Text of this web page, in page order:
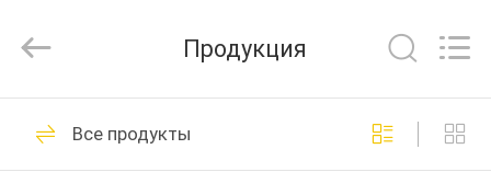
ДОМ
Instrument
Co.,Ltd.
Reserved.
Исследуя призма
23
Продукция
Все продукты